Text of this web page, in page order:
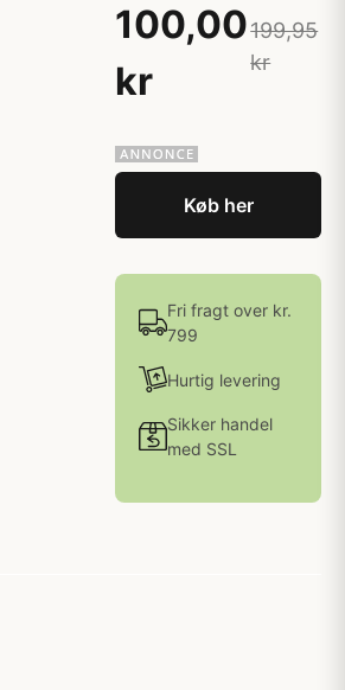
100,00
kr
199,95
kr
Køb her
Fri fragt over kr.
799
Hurtig levering
Sikker handel
med SSL